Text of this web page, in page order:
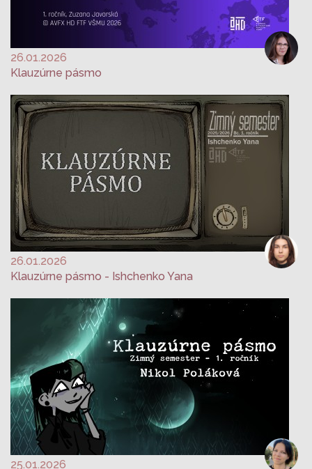
26.01.2026
Klauzúrne pásmo
26.01.2026
Klauzúrne pásmo - Ishchenko Yana
25.01.2026